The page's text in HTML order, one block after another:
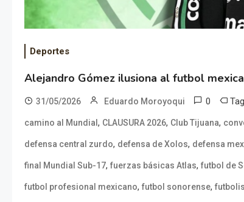
Deportes
Alejandro Gómez ilusiona al futbol
31/05/2026 Eduardo Moroyoqui 0
camino al Mundial , CLAUSURA 2026, Club Tijuana,
defensa central zurdo, defensa de Xolos, defensa
final Mundial Sub-17, fuerzas básicas Atlas, futbol de
futbol profesional mexicano, futbol sonorense,